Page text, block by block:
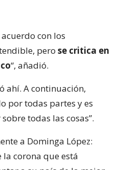
con los
pero se critica en
“, añadió.
ahí. A continuación,
por todas partes y es
todas las cosas”.
a Dominga López:
corona que está